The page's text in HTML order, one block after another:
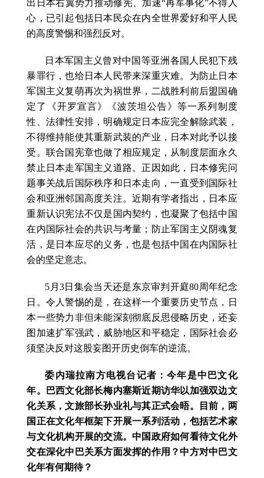
出日本右翼势力推动修宪、加速“再军事化”不得人
心，已引起包括日本民众在内全世界爱好和平人民
的高度警惕和强烈反对。
日本军国主义曾对中国等亚洲各国人民犯下残
暴罪行，也给日本人民带来深重灾难。为防止日本
军国主义复萌再次为祸世界，二战胜利前后盟国确
定了《开罗宣言》《波茨坦公告》等一系列制度
性、法律性安排，明确规定日本应完全解除武装，
不得维持能使其重新武装的产业，日本对此予以接
受。联合国宪章也做了相应规定，从制度层面永久
禁止日本走军国主义道路。正因如此，日本修宪问
题事关战后国际秩序和日本走向，一直受到国际社
会和亚洲邻国高度关注。近期有学者指出，日本应
重新认识宪法不仅是国内契约，也凝聚了包括中国
在内国际社会的共识与考量；防止军国主义阴魂复
活，是日本应尽的义务，也是包括中国在内国际社
会的坚定意志。
5月3日集会当天还是东京审判开庭80周年纪念
日。令人警惕的是，在这样一个重要历史节点，日
本一些势力非但未能深刻彻底反思侵略历史，还妄
图加速扩军强武，威胁地区和平稳定，国际社会必
须坚决反对这股妄图开历史倒车的逆流。
委内瑞拉南方电视台记者：今年是中巴文化
年。巴西文化部长梅内塞斯近期访华以加强双边文
化关系，文旅部长孙业礼与其正式会晤。目前，两
国正在文化年框架下开展一系列活动，包括艺术家
与文化机构开展的交流。中国政府如何看待文化外
交在深化中巴关系方面发挥的作用？中方对中巴文
化年有何期待？